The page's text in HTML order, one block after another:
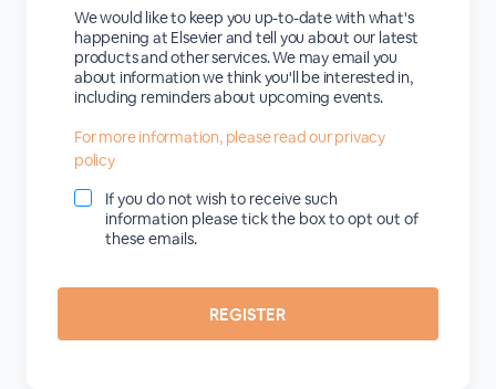
We would like to keep you up-to-date with what's
happening at Elsevier and tell you about our latest
products and other services. We may email you
about information we think you'll be interested in,
including reminders about upcoming events.
For more information, please read our privacy
policy
If you do not wish to receive such
information please tick the box to opt out of
these emails.